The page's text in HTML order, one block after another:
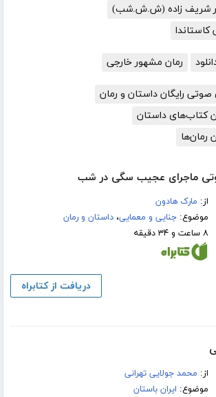
شریف زاده (ش.ش.شب)
رمان مشهور خارجی
رایگان داستان و رمان
کتاب‌های داستان
رمان‌ها
ماجرای عجیب سگی در شب
از: مارک هادون
موضوع:جنایی و معمایی،داستان و رمان
۸ ساعت و ۳۴ دقیقه
دریافت از کتابراه
از: محمد جولایی تهرانی
موضوع: ایران باستان